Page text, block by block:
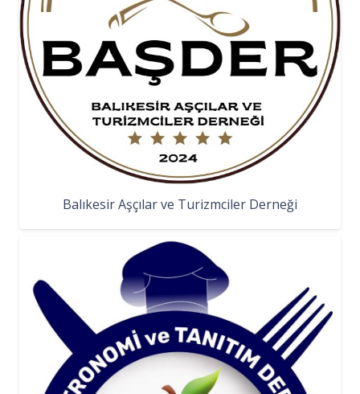
Balıkesir Aşçılar ve Turizmciler Derneği